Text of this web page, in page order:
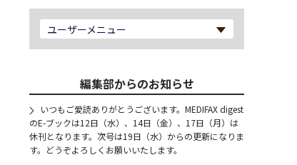
ユーザーメニュー
編集部からのお知らせ
いつもご愛読ありがとうございます。MEDIFAX digest
のE-ブックは12日（水）、14日（金）、17日（月）は
休刊となります。次号は19日（水）からの更新になりま
す。どうぞよろしくお願いいたします。